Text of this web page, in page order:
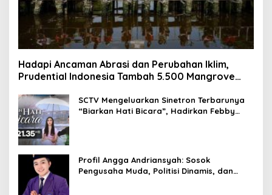
Hadapi Ancaman Abrasi dan Perubahan Iklim,
Prudential Indonesia Tambah 5.500 Mangrove
SCTV Mengeluarkan Sinetron Terbarunya
“Biarkan Hati Bicara”, Hadirkan Febby
Profil Angga Andriansyah: Sosok
Pengusaha Muda, Politisi Dinamis, dan